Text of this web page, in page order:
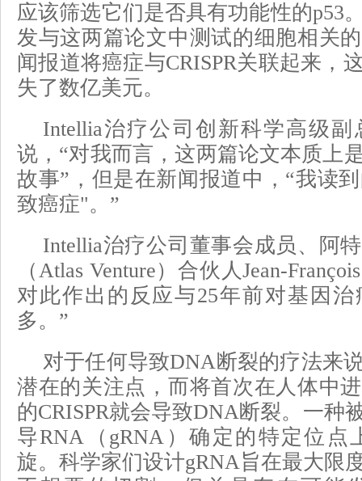
应该筛选它们是否具有功能性的p53
发与这两篇论文中测试的细胞相关
闻报道将癌症与CRISPR关联起来，
失了数亿美元。
Intellia治疗公司创新科学高级副
说，“对我而言，这两篇论文本质上
故事”，但是在新闻报道中，“我读
致癌症"。”
Intellia治疗公司董事会成员、阿
（Atlas Venture）合伙人Jean-
对此作出的反应与25年前对基因
多。”
对于任何导致DNA断裂的疗法来
潜在的关注点，而将首次在人体中
的CRISPR就会导致DNA断裂。一种
导RNA（gRNA）确定的特定位点
旋。科学家们设计gRNA旨在最大限